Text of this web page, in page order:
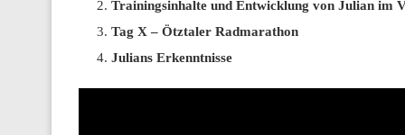
Trainingsinhalte und Entwicklung von Julian im
Tag X – Ötztaler Radmarathon
Julians Erkenntnisse